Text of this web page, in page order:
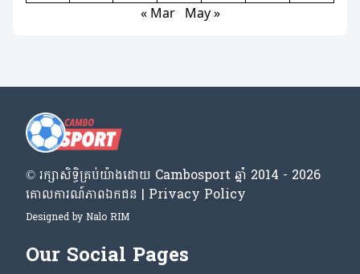
« Mar
May »
© រក្សា​សិទ្ធិ​គ្រប់​យ៉ាង​ដោយ​ Cambosport ឆ្នាំ 2014 - 2026
គោលការណ៍​ភាព​ឯកជន | Privacy Policy
Designed by Nalo RIM
Our Social Pages